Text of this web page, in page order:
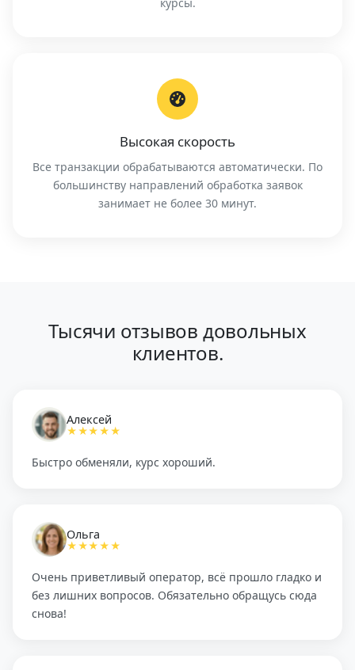
Высокая скорость
Все транзакции обрабатываются автоматически. По
большинству направлений обработка заявок
занимает не более 30 минут.
Тысячи отзывов довольных
клиентов.
Алексей
★★★★★
Быстро обменяли, курс хороший.
Ольга
★★★★★
Очень приветливый оператор, всё прошло гладко и
без лишних вопросов. Обязательно обращусь сюда
снова!